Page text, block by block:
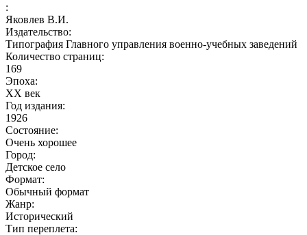
:
Яковлев В.И.
Издательство:
Типография Главного управления военно-учебных заведений
Количество страниц:
169
Эпоха:
XX век
Год издания:
1926
Состояние:
Очень хорошее
Город:
Детское село
Формат:
Обычный формат
Жанр:
Исторический
Тип переплета: